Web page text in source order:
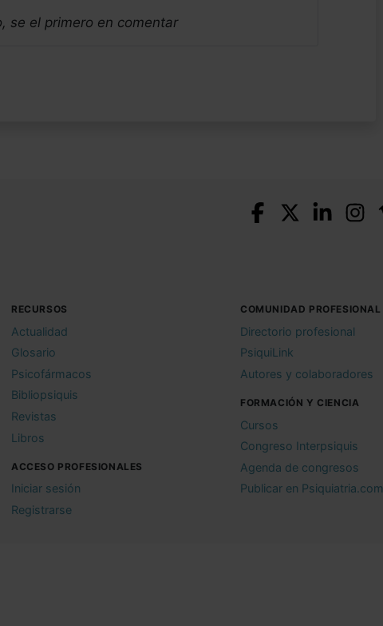
se el primero en comentar
RECURSOS
Actualidad
Glosario
Psicofármacos
Bibliopsiquis
Revistas
Libros
ACCESO PROFESIONALES
Iniciar sesión
Registrarse
COMUNIDAD PROFESIONAL
Directorio profesional
PsiquiLink
Autores y colaboradores
FORMACIÓN Y CIENCIA
Cursos
Congreso Interpsiquis
Agenda de congresos
Publicar en Psiquiatria.com